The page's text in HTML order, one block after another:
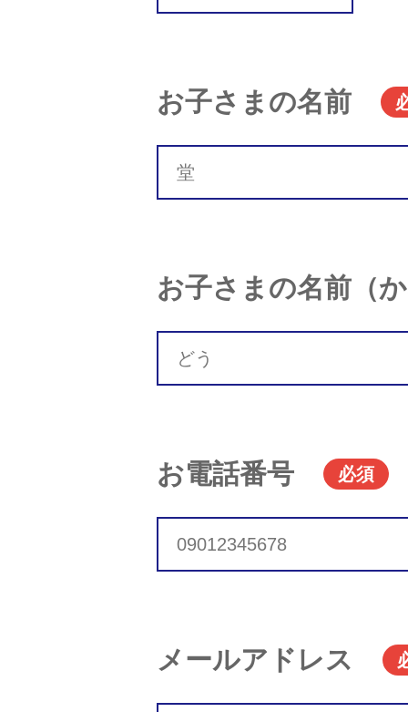
お子さまの名前
お子さまの名前（
お電話番号 必須
メールアドレス